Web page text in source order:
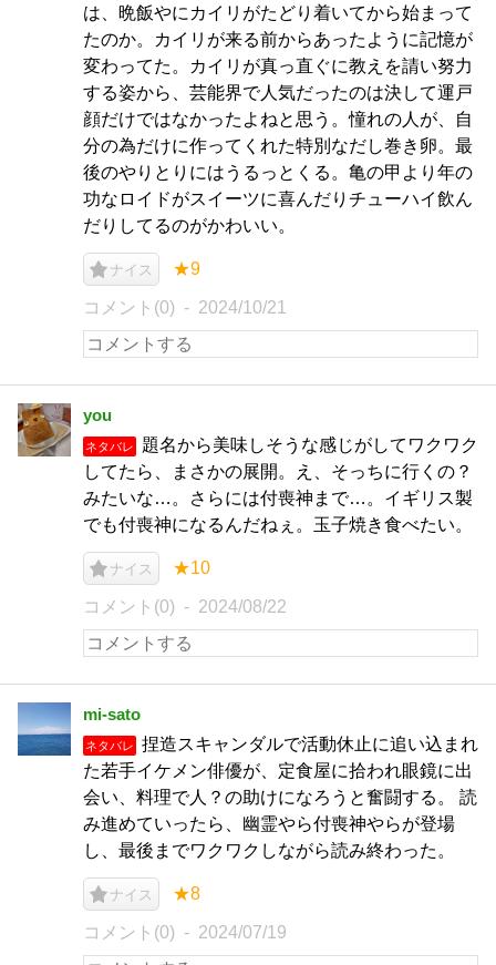
は、晩飯やにカイリがたどり着いてから始まって
たのか。カイリが来る前からあったように記憶が
変わってた。カイリが真っ直ぐに教えを請い努力
する姿から、芸能界で人気だったのは決して運戸
顔だけではなかったよねと思う。憧れの人が、自
分の為だけに作ってくれた特別なだし巻き卵。最
後のやりとりにはうるっとくる。亀の甲より年の
功なロイドがスイーツに喜んだりチューハイ飲ん
だりしてるのがかわいい。
ナイス ★9
コメント(0) 2024/10/21
you
ネタバレ
題名から美味しそうな感じがしてワクワク
してたら、まさかの展開。え、そっちに行くの？
みたいな…。さらには付喪神まで…。イギリス製
でも付喪神になるんだねぇ。玉子焼き食べたい。
ナイス ★10
コメント(0) 2024/08/22
mi-sato
ネタバレ
捏造スキャンダルで活動休止に追い込まれ
た若手イケメン俳優が、定食屋に拾われ眼鏡に出
会い、料理で人？の助けになろうと奮闘する。 読
み進めていったら、幽霊やら付喪神やらが登場
し、最後までワクワクしながら読み終わった。
ナイス ★8
コメント(0) 2024/07/19